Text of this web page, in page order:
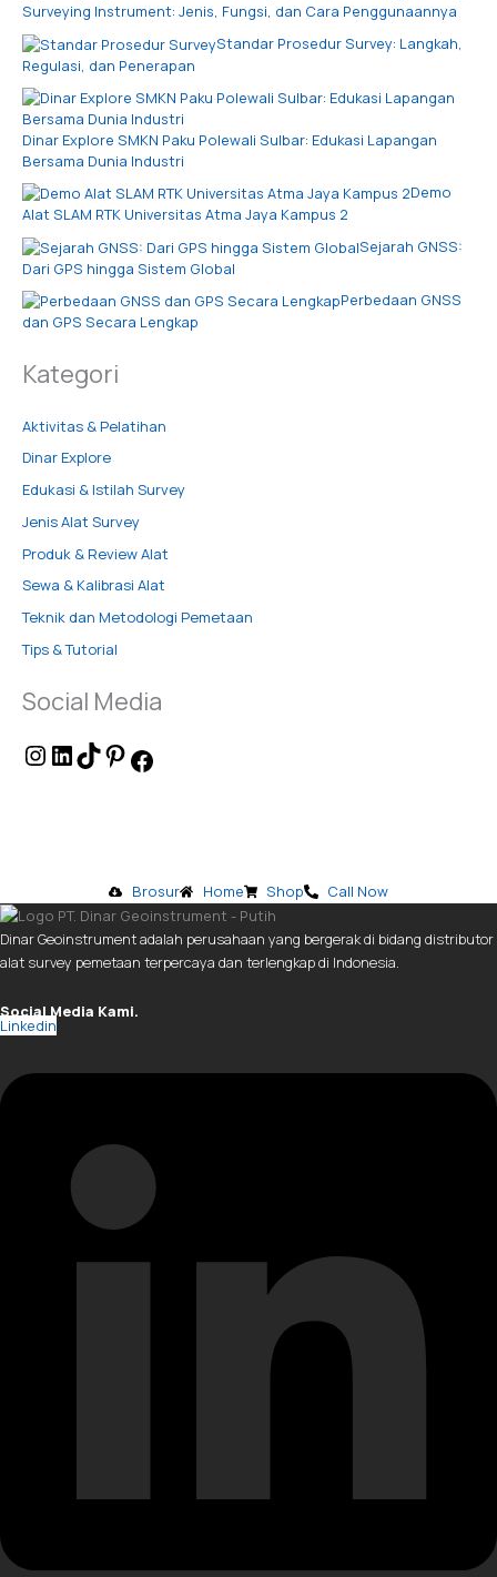
Surveying Instrument: Jenis, Fungsi, dan Cara Penggunaannya
Standar Prosedur Survey: Langkah,
Regulasi, dan Penerapan
Dinar Explore SMKN Paku Polewali Sulbar: Edukasi Lapangan
Bersama Dunia Industri
Demo
Alat SLAM RTK Universitas Atma Jaya Kampus 2
Sejarah GNSS:
Dari GPS hingga Sistem Global
Perbedaan GNSS
dan GPS Secara Lengkap
Kategori
Aktivitas & Pelatihan
Dinar Explore
Edukasi & Istilah Survey
Jenis Alat Survey
Produk & Review Alat
Sewa & Kalibrasi Alat
Teknik dan Metodologi Pemetaan
Tips & Tutorial
Social Media
Brosur Home Shop Call Now
Dinar Geoinstrument adalah perusahaan yang bergerak di bidang distributor
alat survey pemetaan terpercaya dan terlengkap di Indonesia.
Social Media Kami.
Linkedin